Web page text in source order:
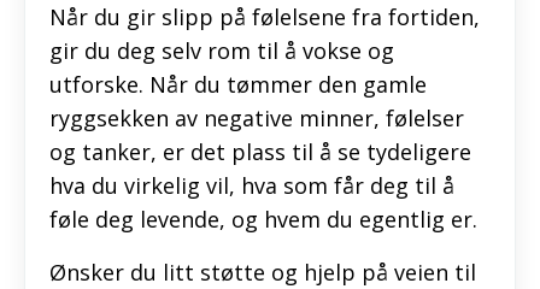
Når du gir slipp på følelsene fra fortiden,
gir du deg selv rom til å vokse og
utforske. Når du tømmer den gamle
ryggsekken av negative minner, følelser
og tanker, er det plass til å se tydeligere
hva du virkelig vil, hva som får deg til å
føle deg levende, og hvem du egentlig er.
Ønsker du litt støtte og hjelp på veien til